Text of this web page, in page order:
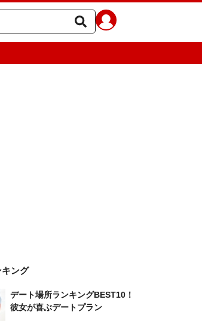
キング
デート場所ランキングBEST10！
彼女が喜ぶデートプラン